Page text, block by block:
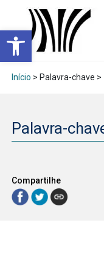
Abrir a
Início > Palavra-chave >
Palavra-
Compartilhe